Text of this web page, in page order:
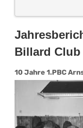
Billard Club
10 Jahre 1.PBC